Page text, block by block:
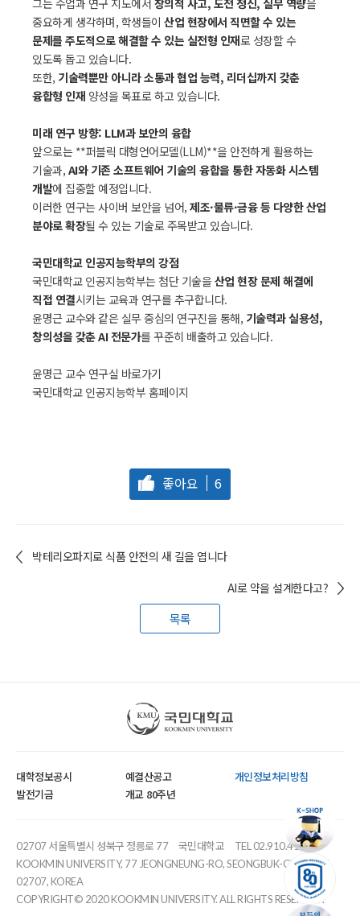
그는 수업과 연구 지도에서 창의적 사고, 도전 정신, 실무 역량을
중요하게 생각하며, 학생들이 산업 현장에서 직면할 수 있는
문제를 주도적으로 해결할 수 있는 실전형 인재로 성장할 수
있도록 돕고 있습니다.
또한, 기술력뿐만 아니라 소통과 협업 능력, 리더십까지 갖춘
융합형 인재 양성을 목표로 하고 있습니다.
미래 연구 방향: LLM과 보안의 융합
앞으로는 **퍼블릭 대형언어모델(LLM)**을 안전하게 활용하는
기술과, AI와 기존 소프트웨어 기술의 융합을 통한 자동화 시스템
개발에 집중할 예정입니다.
이러한 연구는 사이버 보안을 넘어, 제조·물류·금융 등 다양한 산업
분야로 확장될 수 있는 기술로 주목받고 있습니다.
국민대학교 인공지능학부의 강점
국민대학교 인공지능학부는 첨단 기술을산업 현장 문제 해결에
직접 연결시키는 교육과 연구를 추구합니다.
윤명근 교수와 같은 실무 중심의 연구진을 통해, 기술력과 실용성,
창의성을 갖춘 AI 전문가를 꾸준히 배출하고 있습니다.
윤명근 교수 연구실 바로가기
국민대학교 인공지능학부 홈페이지
좋아요 6
박테리오파지로 식품 안전의 새 길을 엽니다
AI로 약을 설계한다고?
목록
국민대학교
대학정보공시 예결산공고
개인정보처리방침
발전기금
개교 80주년
02707 서울특별시 성북구 정릉로 77 국민대학교
TEL 02.910.4114
KOOKMIN UNIVERSITY, 77 JEONGNEUNG-RO, SEONGBUK-GU, SEOUL,
02707, KOREA
COPYRIGHT© 2020 KOOKMIN UNIVERSITY. ALL RIGHTS RESERVED.